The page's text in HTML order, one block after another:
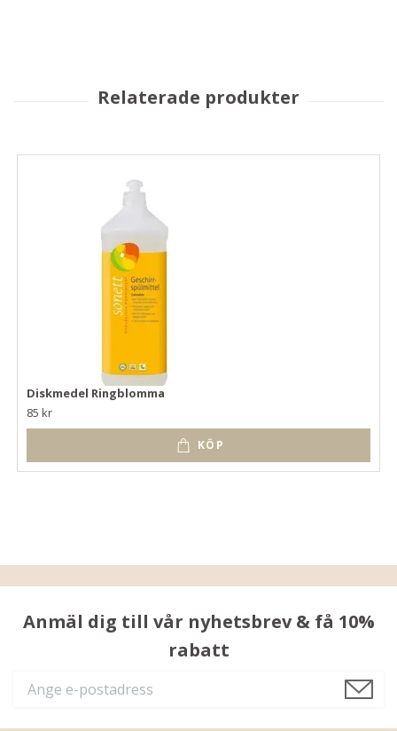
Diskmedel Ringblomma
85 kr
KÖP
Anmäl dig till vår nyhetsbrev & få 10%
rabatt